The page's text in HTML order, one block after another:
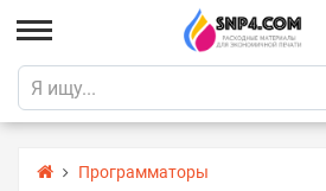
Программаторы